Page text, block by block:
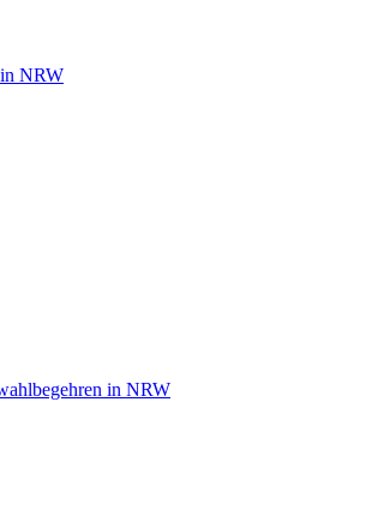
NRW
in NRW